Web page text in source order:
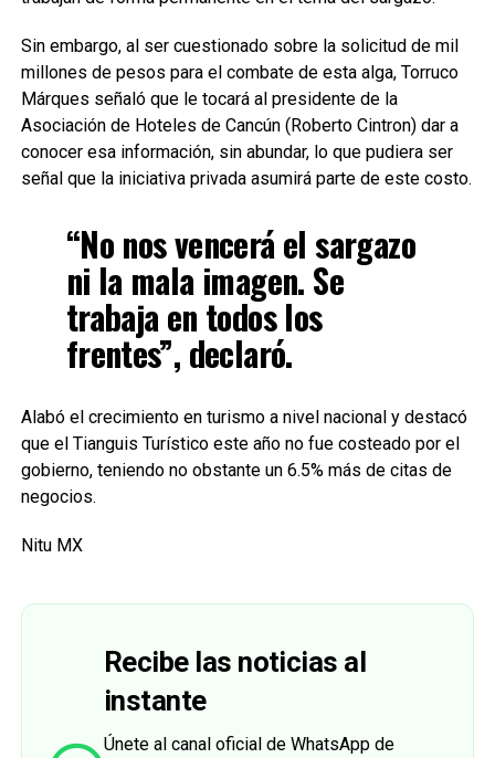
Sin embargo, al ser cuestionado sobre la solicitud de mil
millones de pesos para el combate de esta alga, Torruco
Márques señaló que le tocará al presidente de la
Asociación de Hoteles de Cancún (Roberto Cintron) dar a
conocer esa información, sin abundar, lo que pudiera ser
señal que la iniciativa privada asumirá parte de este costo.
“No nos vencerá el sargazo
ni la mala imagen. Se
trabaja en todos los
frentes”, declaró.
Alabó el crecimiento en turismo a nivel nacional y destacó
que el Tianguis Turístico este año no fue costeado por el
gobierno, teniendo no obstante un 6.5% más de citas de
negocios.
Nitu MX
Recibe las noticias al
instante
Únete al canal oficial de WhatsApp de